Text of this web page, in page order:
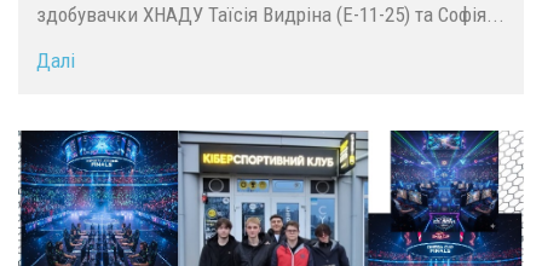
здобувачки ХНАДУ Таїсія Видріна (Е-11-25) та Софія...
Далі